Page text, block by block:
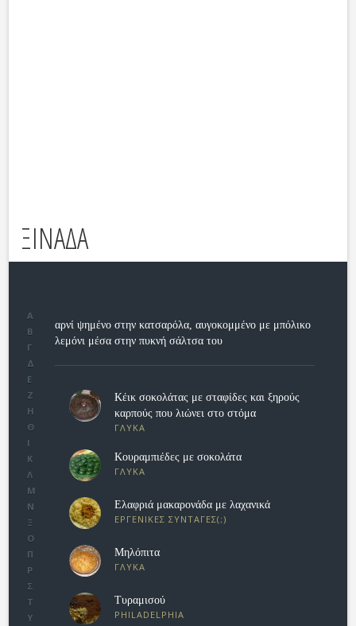
ΞΙΝΑΔΑ
Α
Β
Γ
Δ
Ε
Ζ
Η
Θ
Ι
Κ
Λ
Μ
Ν
Ξ
Ο
Π
Ρ
Σ
Τ
Υ
αρνί ψημένο στην κατσαρόλα, αυγοκομμένο με μπόλικο
λεμόνι μέσα στην πυκνή σάλτσα του
Κέικ σοκολάτας με σταφίδες και ξηρούς
καρπούς που λιώνει στο στόμα
ΓΛΥΚΑ
Κουραμπιέδες με σοκολάτα
ΓΛΥΚΑ
Eλαφριά μακαρονάδα με λαχανικά
ΕΡΓΕΝΙΚΕΣ ΣΥΝΤΑΓΕΣ(;)
Μηλόπιτα
ΓΛΥΚΑ
Τυραμισού
PHILADELPHIA